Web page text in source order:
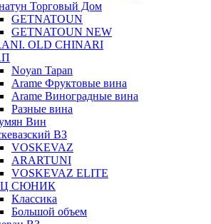
Торговый Дом
GETNATOUN
GETNATOUN NEW
OLD CHINARI
Noyan Tapan
Arame Фруктовые вина
Arame Виноградные вина
Разные вина
Вин
ВЗ
VOSKEVAZ
ARARTUNI
VOSKEVAZ ELITE
СЮНИК
Классика
Большой объем